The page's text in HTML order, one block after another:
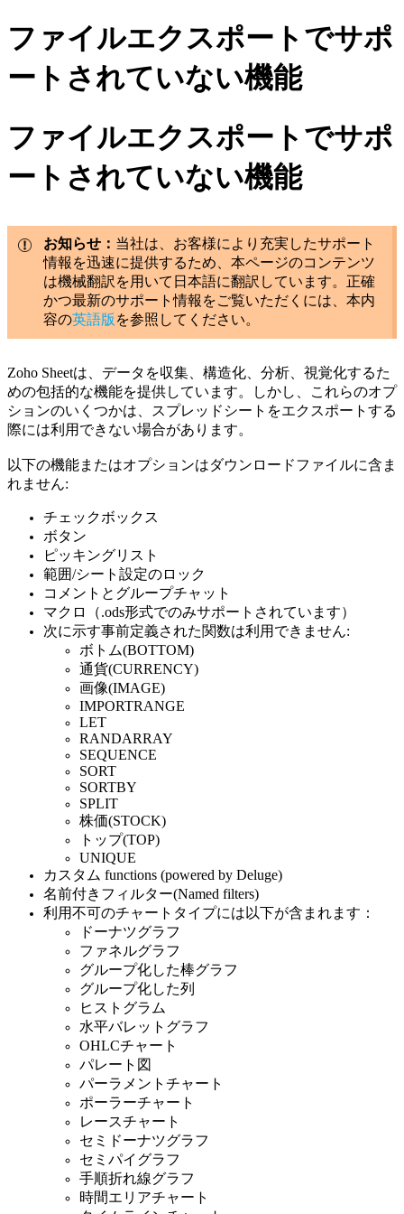
ファイルエクスポートでサポ
ートされていない機能
ファイルエクスポートでサポ
ートされていない機能
お知らせ： 当社は、お客様により充実したサポート
情報を迅速に提供するため、本ページのコンテンツ
は機械翻訳を用いて日本語に翻訳しています。正確
かつ最新のサポート情報をご覧いただくには、本内
容の英語版 を参照してください。
Zoho Sheetは、データを収集、構造化、分析、視覚化するた
めの包括的な機能を提供しています。しかし、これらのオプ
ションのいくつかは、スプレッドシートをエクスポートする
際には利用できない場合があります。
以下の機能またはオプションはダウンロードファイルに含ま
れません:
チェックボックス
ボタン
ピッキングリスト
範囲/シート設定のロック
コメントとグループチャット
マクロ（.ods形式でのみサポートされています）
次に示す事前定義された関数は利用できません:
ボトム(BOTTOM)
通貨(CURRENCY)
画像(IMAGE)
IMPORTRANGE
LET
RANDARRAY
SEQUENCE
SORT
SORTBY
SPLIT
株価(STOCK)
トップ(TOP)
UNIQUE
カスタム functions (powered by Deluge)
名前付きフィルター(Named filters)
利用不可のチャートタイプには以下が含まれます：
ドーナツグラフ
ファネルグラフ
グループ化した棒グラフ
グループ化した列
ヒストグラム
水平バレットグラフ
OHLCチャート
パレート図
パーラメントチャート
ポーラーチャート
レースチャート
セミドーナツグラフ
セミパイグラフ
手順折れ線グラフ
時間エリアチャート